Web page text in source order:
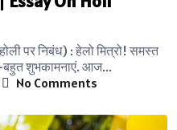
पर निबंध) : हेलो मित्रो! समस्त
बहुत शुभकामनाएं. आज...
No Comments